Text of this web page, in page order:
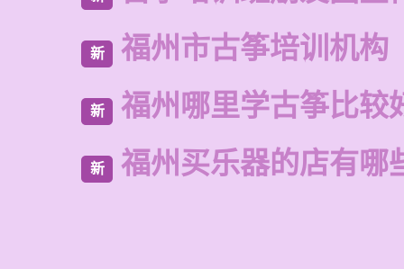
新 福州市古筝培训机构
新 福州哪里学古筝比较
新 福州买乐器的店有哪